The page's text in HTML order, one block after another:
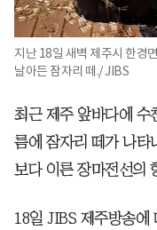
지난 18일 새벽 제주시 한경
날아든 잠자리 떼./ JIBS
최근 제주 앞바다에 수
름에 잠자리 떼가 나타
보다 이른 장마전선의
18일 JIBS 제주방송에